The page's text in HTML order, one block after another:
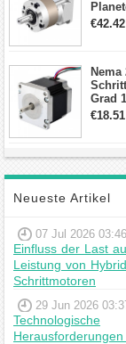
10:1
€42.42
Grad
2,5V 4
€18.51
Neueste Artikel
07 Jul 2026
Einfluss der Last
Leistung von Hybrid
Schrittmotoren
29 Jun 2026
Technologische